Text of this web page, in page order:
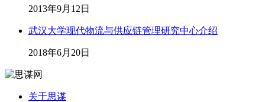
2013年9月12日
武汉大学现代物流与供应链管理研究中心介绍
2018年6月20日
关于思谋